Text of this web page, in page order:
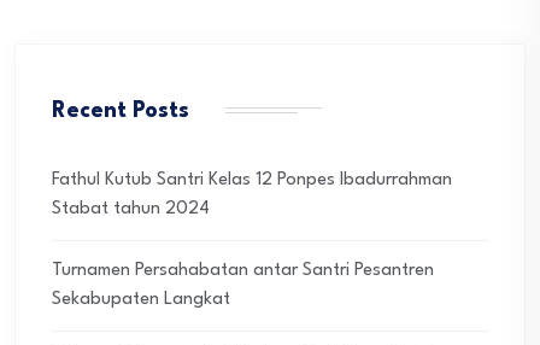
Recent Posts
Fathul Kutub Santri Kelas 12 Ponpes Ibadurrahman
Stabat tahun 2024
Turnamen Persahabatan antar Santri Pesantren
Sekabupaten Langkat